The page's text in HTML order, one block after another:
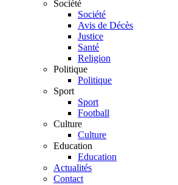
Société
Société
Avis de Décès
Justice
Santé
Religion
Politique
Politique
Sport
Sport
Football
Culture
Culture
Education
Education
Actualités
Contact